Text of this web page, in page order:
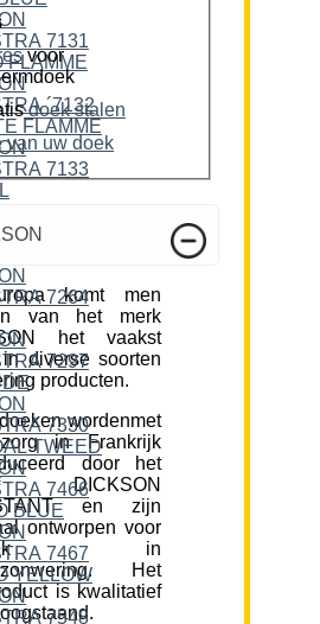
voor
doek stalen
van uw doek
komt men
van het merk
het vaakst
diverse soorten
producten.
wordenmet
in Frankrijk
door het
DICKSON
en zijn
ontworpen voor
in
Het
is kwalitatief